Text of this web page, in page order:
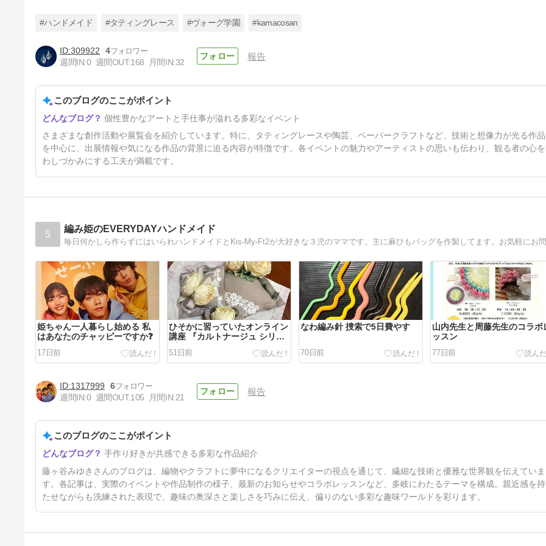
スト」最優秀賞受賞と出展のお
知らせ。
2年6ヶ月前
#ハンドメイド #タティングレース #ヴォーグ学園 #kamacosan
309922
4
週間IN:0 週間OUT:168 月間IN:32
報告
このブログのここがポイント
個性豊かなアートと手仕事が溢れる多彩なイベント
さまざまな創作活動や展覧会を紹介しています。特に、タティングレースや陶芸、ペーパークラフトなど、技術と想像力が光る作品
を中心に、出展情報や気になる作品の背景に迫る内容が特徴です。各イベントの魅力やアーティストの思いも伝わり、観る者の心を
わしづかみにする工夫が満載です。
5 編み姫のEVERYDAYハンドメイド
姫ちゃん一人暮らし始める 私
はあなたのチャッピーですか❓
17日前
ひそかに習っていたオンライン
講座 『カルトナージュ シリー
ズ1』
51日前
なわ編み針 捜索で5日費やす
70日前
山内先生と周藤先生のコラボ
ッスン
77日前
第50回ホビーショーに行って
きました 東京ビッグサイト
79日前
1317999
6
週間IN:0 週間OUT:105 月間IN:21
報告
このブログのここがポイント
手作り好きが共感できる多彩な作品紹介
藤ヶ谷みゆきさんのブログは、編物やクラフトに夢中になるクリエイターの視点を通じて、繊細な技術と優雅な世界観を伝えていま
す。各記事は、実際のイベントや作品制作の様子、最新のお知らせやコラボレッスンなど、多岐にわたるテーマを構成。親近感を持
たせながらも洗練された表現で、趣味の奥深さと楽しさを巧みに伝え、偏りのない多彩な趣味ワールドを彩ります。